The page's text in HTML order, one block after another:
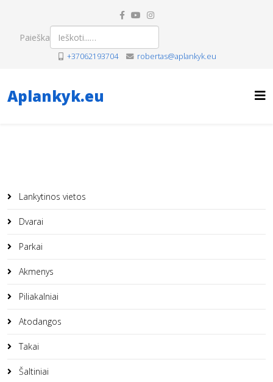
Paieška
+37062193704 robertas@aplankyk.eu
Aplankyk.eu
Lankytinos vietos
Dvarai
Parkai
Akmenys
Piliakalniai
Atodangos
Takai
Šaltiniai